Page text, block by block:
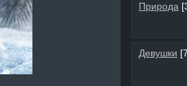
Природа
Девушки